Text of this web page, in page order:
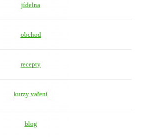
jídelna
obchod
recepty
kurzy vaření
blog